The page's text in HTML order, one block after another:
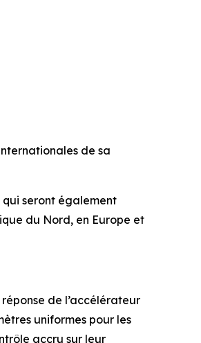
de sa
seront également
du Nord, en Europe et
de l’accélérateur
uniformes pour les
accru sur leur